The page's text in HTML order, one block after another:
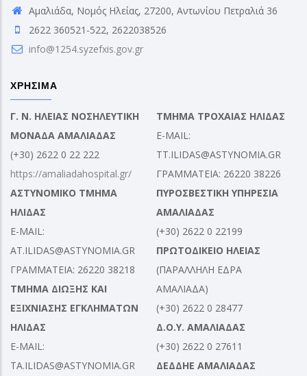
Αμαλιάδα, Νομός Ηλείας, 27200, Αντωνίου Πετραλιά 36
2622 360521-522, 2622038526
info@1254.syzefxis.gov.gr
ΧΡΗΣΙΜΑ
Γ. Ν. ΗΛΕΙΑΣ ΝΟΣΗΛΕΥΤΙΚΗ
ΜΟΝΑΔΑ ΑΜΑΛΙΑΔΑΣ
(+30) 2622 0 22 222
https://amaliadahospital.gr/
ΑΣΤΥΝΟΜΙΚΟ ΤΜΗΜΑ
ΗΛΙΔΑΣ
E-MAIL:
AT.ILIDAS@ASTYNOMIA.GR
ΓΡΑΜΜΑΤΕΙΑ: 26220 38218
ΤΜΗΜΑ ΔΙΩΞΗΣ ΚΑΙ
ΕΞΙΧΝΙΑΣΗΣ ΕΓΚΛΗΜΑΤΩΝ
ΗΛΙΔΑΣ
E-MAIL:
TA.ILIDAS@ASTYNOMIA.GR
ΤΜΗΜΑ ΤΡΟΧΑΙΑΣ ΗΛΙΔΑΣ
E-MAIL:
TT.ILIDAS@ASTYNOMIA.GR
ΓΡΑΜΜΑΤΕΙΑ: 26220 38226
ΠΥΡΟΣΒΕΣΤΙΚΗ ΥΠΗΡΕΣΙΑ
ΑΜΑΛΙΑΔΑΣ
(+30) 2622 0 22199
ΠΡΩΤΟΔΙΚΕΙΟ ΗΛΕΙΑΣ
(ΠΑΡΑΛΛΗΛΗ ΕΔΡΑ
ΑΜΑΛΙΑΔΑ)
(+30) 2622 0 28477
Δ.Ο.Υ. ΑΜΑΛΙΑΔΑΣ
(+30) 2622 0 27611
ΔΕΔΔΗΕ ΑΜΑΛΙΑΔΑΣ